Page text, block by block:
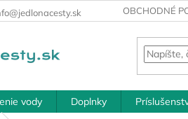
OBCHODNÉ
vody Doplnky